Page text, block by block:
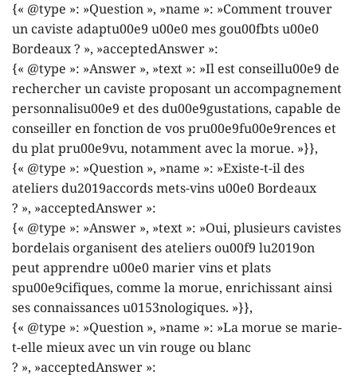
{« @type »: »Question », »name »: »Comment trouver
un caviste adaptu00e9 u00e0 mes gou00fbts u00e0
Bordeaux ? », »acceptedAnswer »:
{« @type »: »Answer », »text »: »Il est conseillu00e9 de
rechercher un caviste proposant un accompagnement
personnalisu00e9 et des du00e9gustations, capable de
conseiller en fonction de vos pru00e9fu00e9rences et
du plat pru00e9vu, notamment avec la morue. »}},
{« @type »: »Question », »name »: »Existe-t-il des
ateliers du2019accords mets-vins u00e0 Bordeaux
? », »acceptedAnswer »:
{« @type »: »Answer », »text »: »Oui, plusieurs cavistes
bordelais organisent des ateliers ou00f9 lu2019on
peut apprendre u00e0 marier vins et plats
spu00e9cifiques, comme la morue, enrichissant ainsi
ses connaissances u0153nologiques. »}},
{« @type »: »Question », »name »: »La morue se marie-
t-elle mieux avec un vin rouge ou blanc
? », »acceptedAnswer »: